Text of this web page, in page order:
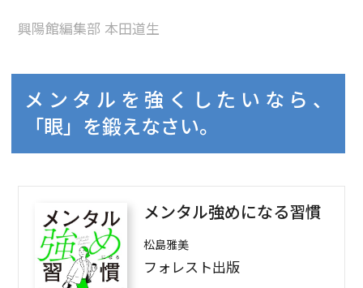
興陽館編集部 本田道生
メンタルを強くしたいなら、
「眼」を鍛えなさい。
メンタル強めになる習慣
松島雅美
フォレスト出版